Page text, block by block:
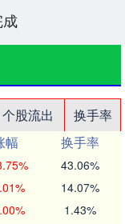
个股流出
换手率
幅
换手率
43.06%
14.07%
1.43%